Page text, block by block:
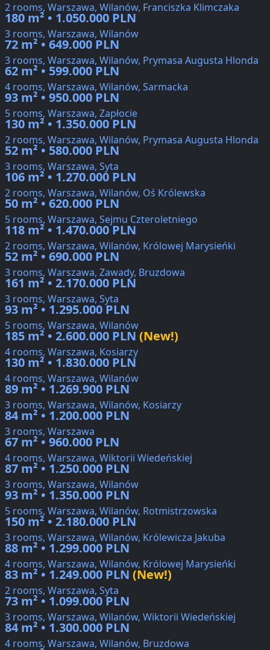
2 rooms, Warszawa, Wilanów, Franciszka Klimczaka
180 m² • 1.050.000 PLN
3 rooms, Warszawa, Wilanów
72 m² • 649.000 PLN
3 rooms, Warszawa, Wilanów, Prymasa Augusta Hlonda
62 m² • 599.000 PLN
4 rooms, Warszawa, Wilanów, Sarmacka
93 m² • 950.000 PLN
5 rooms, Warszawa, Zapłocie
130 m² • 1.350.000 PLN
2 rooms, Warszawa, Wilanów, Prymasa Augusta Hlonda
52 m² • 580.000 PLN
3 rooms, Warszawa, Syta
106 m² • 1.270.000 PLN
2 rooms, Warszawa, Wilanów, Oś Królewska
50 m² • 620.000 PLN
5 rooms, Warszawa, Sejmu Czteroletniego
118 m² • 1.470.000 PLN
2 rooms, Warszawa, Wilanów, Królowej Marysieńki
52 m² • 690.000 PLN
3 rooms, Warszawa, Zawady, Bruzdowa
161 m² • 2.170.000 PLN
3 rooms, Warszawa, Syta
93 m² • 1.295.000 PLN
5 rooms, Warszawa, Wilanów
185 m² • 2.600.000 PLN (New!)
4 rooms, Warszawa, Kosiarzy
130 m² • 1.830.000 PLN
4 rooms, Warszawa, Wilanów
89 m² • 1.269.900 PLN
3 rooms, Warszawa, Wilanów, Kosiarzy
84 m² • 1.200.000 PLN
3 rooms, Warszawa
67 m² • 960.000 PLN
4 rooms, Warszawa, Wiktorii Wiedeńskiej
87 m² • 1.250.000 PLN
3 rooms, Warszawa, Wilanów
93 m² • 1.350.000 PLN
5 rooms, Warszawa, Wilanów, Rotmistrzowska
150 m² • 2.180.000 PLN
3 rooms, Warszawa, Wilanów, Królewicza Jakuba
88 m² • 1.299.000 PLN
4 rooms, Warszawa, Wilanów, Królowej Marysieńki
83 m² • 1.249.000 PLN (New!)
2 rooms, Warszawa, Syta
73 m² • 1.099.000 PLN
3 rooms, Warszawa, Wilanów, Wiktorii Wiedeńskiej
84 m² • 1.300.000 PLN
4 rooms, Warszawa, Wilanów, Bruzdowa